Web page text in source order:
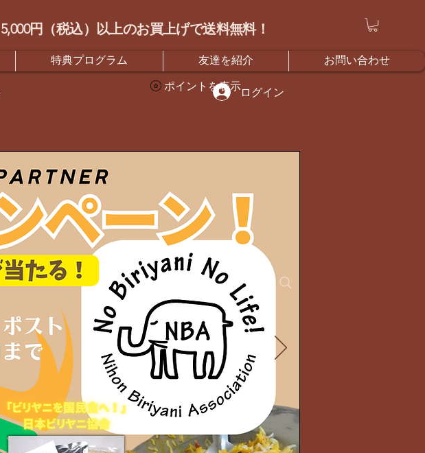
5,000円（税込）以上のお買上げで送料無料！
ログイン
ポイントを表示
特典プログラム 友達を紹介 お問い合わせ